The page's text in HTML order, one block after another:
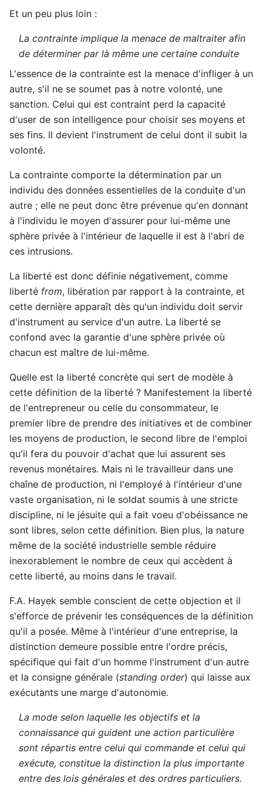
Et un peu plus loin :
La contrainte implique la menace de maltraiter afin
de déterminer par là même une certaine conduite
L'essence de la contrainte est la menace d'infliger à un
autre, s'il ne se soumet pas à notre volonté, une
sanction. Celui qui est contraint perd la capacité
d'user de son intelligence pour choisir ses moyens et
ses fins. Il devient l'instrument de celui dont il subit la
volonté.
La contrainte comporte la détermination par un
individu des données essentielles de la conduite d'un
autre ; elle ne peut donc être prévenue qu'en donnant
à l'individu le moyen d'assurer pour lui-même une
sphère privée à l'intérieur de laquelle il est à l'abri de
ces intrusions.
La liberté est donc définie négativement, comme
liberté from, libération par rapport à la contrainte, et
cette dernière apparaît dès qu'un individu doit servir
d'instrument au service d'un autre. La liberté se
confond avec la garantie d'une sphère privée où
chacun est maître de lui-même.
Quelle est la liberté concrète qui sert de modèle à
cette définition de la liberté ? Manifestement la liberté
de l'entrepreneur ou celle du consommateur, le
premier libre de prendre des initiatives et de combiner
les moyens de production, le second libre de l'emploi
qu'il fera du pouvoir d'achat que lui assurent ses
revenus monétaires. Mais ni le travailleur dans une
chaîne de production, ni l'employé à l'intérieur d'une
vaste organisation, ni le soldat soumis à une stricte
discipline, ni le jésuite qui a fait voeu d'obéissance ne
sont libres, selon cette définition. Bien plus, la nature
même de la société industrielle semble réduire
inexorablement le nombre de ceux qui accèdent à
cette liberté, au moins dans le travail.
F.A. Hayek semble conscient de cette objection et il
s'efforce de prévenir les conséquences de la définition
qu'il a posée. Même à l'intérieur d'une entreprise, la
distinction demeure possible entre l'ordre précis,
spécifique qui fait d'un homme l'instrument d'un autre
et la consigne générale (standing order) qui laisse aux
exécutants une marge d'autonomie.
La mode selon laquelle les objectifs et la
connaissance qui guident une action particulière
sont répartis entre celui qui commande et celui qui
exécute, constitue la distinction la plus importante
entre des lois générales et des ordres particuliers.